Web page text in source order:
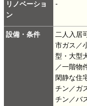
リノベーショ
ン
-
設備・条件
二人入居
市ガス／
型・大型
／一階物
閑静な住
チン／ガ
チン／バ